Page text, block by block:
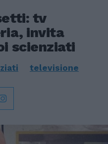
tv
invita
scienziati
televisione